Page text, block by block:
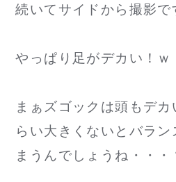
続いてサイドから撮影で
やっぱり足がデカい！ｗ
まぁズゴックは頭もデ
らい大きくないとバラ
まうんでしょうね・・・